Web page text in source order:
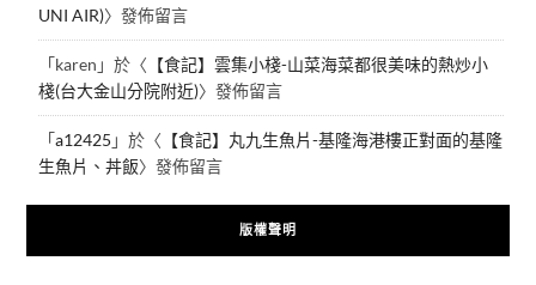
UNI AIR)〉發佈留言
「karen 」於〈 【食記】雲集小棧-山菜海菜都很美味的熱炒小
棧(台大金山分院附近)〉發佈留言
「a12425 」於〈 【食記】丸九生魚片-基隆海港樓正對面的基隆
生魚片、丼飯〉發佈留言
版權聲明